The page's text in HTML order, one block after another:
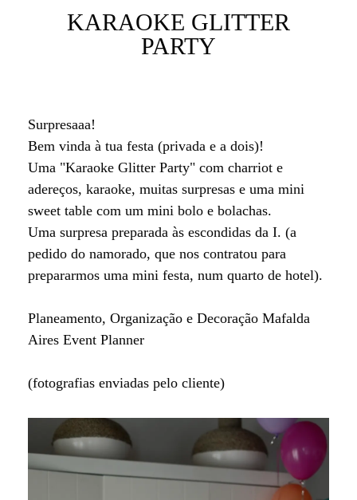
KARAOKE GLITTER
PARTY
Surpresaaa!
Bem vinda à tua festa (privada e a dois)!
Uma "Karaoke Glitter Party" com charriot e
adereços, karaoke, muitas surpresas e uma mini
sweet table com um mini bolo e bolachas.
Uma surpresa preparada às escondidas da I. (a
pedido do namorado, que nos contratou para
prepararmos uma mini festa, num quarto de hotel).
Planeamento, Organização e Decoração Mafalda
Aires Event Planner
(fotografias enviadas pelo cliente)